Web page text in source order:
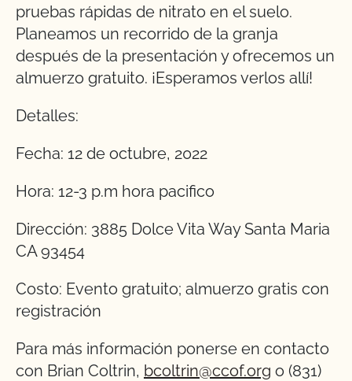
pruebas rápidas de nitrato en el suelo.
Planeamos un recorrido de la granja
después de la presentación y ofrecemos un
almuerzo gratuito. ¡Esperamos verlos allí!
Detalles:
Fecha: 12 de octubre, 2022
Hora: 12-3 p.m hora pacifico
Dirección: 3885 Dolce Vita Way Santa Maria
CA 93454
Costo: Evento gratuito; almuerzo gratis con
registración
Para más información ponerse en contacto
con Brian Coltrin, bcoltrin@ccof.org o (831)